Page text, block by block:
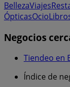
BellezaViajes
ÓpticasOcio
Negocios
Tiendeo en
Índice de